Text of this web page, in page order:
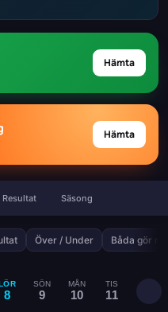
Hämta
Hämta
Resultat Säsong
Över / Under Båda gör
8
SÖN
9
MÅN
10
TIS
11
ONS